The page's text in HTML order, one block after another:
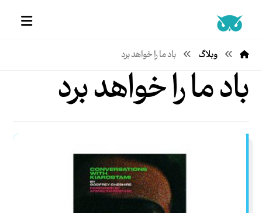
وبلاگ باد ما را خواهد برد
باد ما را خواهد برد